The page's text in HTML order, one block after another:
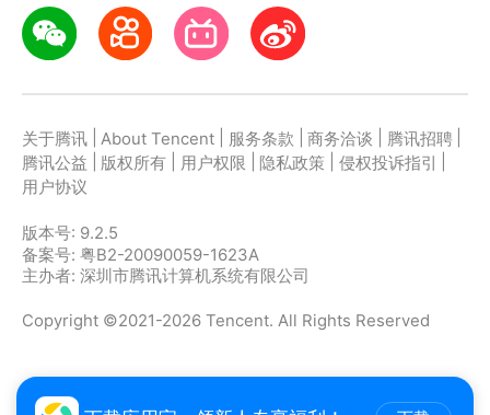
【精彩剧集】：抗战史诗、经典武侠、家庭伦理、爱情
喜剧…任你选。
【会员福利多】：免费大片、去广告、独享加速、超清
观影…还有免费电影票、影视周边。
关于腾讯 About Tencent 服务条款 商务洽谈 腾讯招聘
腾讯公益
版权所有 用户权限 隐私政策 侵权投诉指引
用户协议
版本号: 9.2.5
备案号: 粤B2-20090059-1623A
主办者: 深圳市腾讯计算机系统有限公司
Copyright ©2021-2026 Tencent. All Rights Reserved